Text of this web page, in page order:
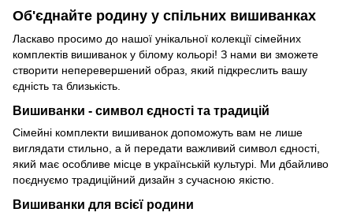
Об'єднайте родину у спільних вишиванках
Ласкаво просимо до нашої унікальної колекції сімейних
комплектів вишиванок у білому кольорі! З нами ви зможете
створити неперевершений образ, який підкреслить вашу
єдність та близькість.
Вишиванки - символ єдності та традицій
Сімейні комплекти вишиванок допоможуть вам не лише
виглядати стильно, а й передати важливий символ єдності,
який має особливе місце в українській культурі. Ми дбайливо
поєднуємо традиційний дизайн з сучасною якістю.
Вишиванки для всієї родини